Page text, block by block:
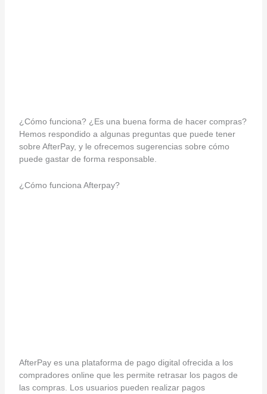
¿Cómo funciona? ¿Es una buena forma de hacer compras?
Hemos respondido a algunas preguntas que puede tener
sobre AfterPay, y le ofrecemos sugerencias sobre cómo
puede gastar de forma responsable.
¿Cómo funciona Afterpay?
AfterPay es una plataforma de pago digital ofrecida a los
compradores online que les permite retrasar los pagos de
las compras. Los usuarios pueden realizar pagos